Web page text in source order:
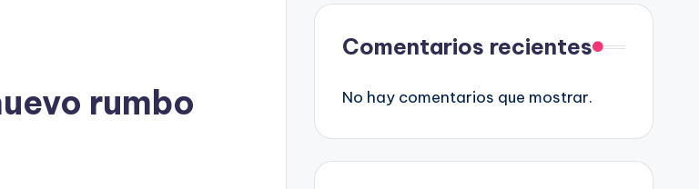
rumbo
Comentarios recientes
No hay comentarios que mostrar.